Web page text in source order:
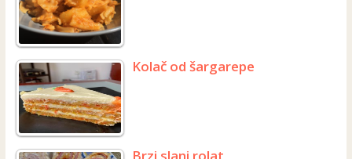
Kolač od šargarepe